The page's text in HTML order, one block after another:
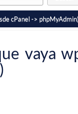
cPanel -> phpMyAdmin)
vaya